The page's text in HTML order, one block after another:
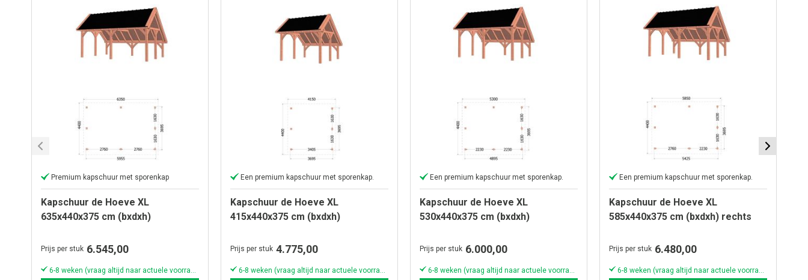
Premium kapschuur met sporenkap
Kapschuur de Hoeve XL
635x440x375 cm (bxdxh)
Prijs per stuk 6.545,00
6-8 weken (vraag altijd naar actuele voorraad & levertijd!)
Een premium kapschuur met sporenkap.
Kapschuur de Hoeve XL
415x440x375 cm (bxdxh)
Prijs per stuk 4.775,00
6-8 weken (vraag altijd naar actuele voorraad & levertijd!)
Een premium kapschuur met sporenkap.
Kapschuur de Hoeve XL
530x440x375 cm (bxdxh)
Prijs per stuk 6.000,00
6-8 weken (vraag altijd naar actuele voorraad & levertijd!)
Een premium kapschuur met sporenkap.
Kapschuur de Hoeve XL
585x440x375 cm (bxdxh) rechts
Prijs per stuk 6.480,00
6-8 weken (vraag altijd naar actuele voorraad & levertijd!)